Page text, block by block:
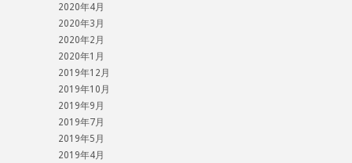
2020年4月
2020年3月
2020年2月
2020年1月
2019年12月
2019年10月
2019年9月
2019年7月
2019年5月
2019年4月